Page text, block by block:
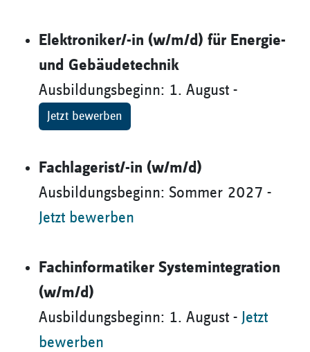
Elektroniker/-in (w/m/d) für Energie-
und Gebäudetechnik
Ausbildungsbeginn: 1. August -
Jetzt bewerben
Fachlagerist/-in (w/m/d)
Ausbildungsbeginn: Sommer 2027 -
Jetzt bewerben
Fachinformatiker Systemintegration
(w/m/d)
Ausbildungsbeginn: 1. August - Jetzt
bewerben